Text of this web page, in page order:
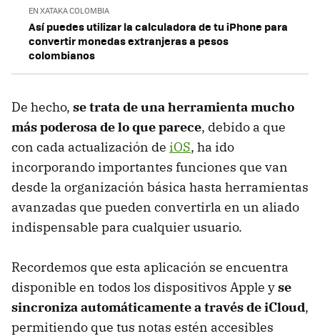
EN XATAKA COLOMBIA
Así puedes utilizar la calculadora de tu iPhone para
convertir monedas extranjeras a pesos
colombianos
De hecho, se trata de una herramienta mucho
más poderosa de lo que parece, debido a que
con cada actualización de iOS, ha ido
incorporando importantes funciones que van
desde la organización básica hasta herramientas
avanzadas que pueden convertirla en un aliado
indispensable para cualquier usuario.
Recordemos que esta aplicación se encuentra
disponible en todos los dispositivos Apple yse
sincroniza automáticamente a través de iCloud,
permitiendo que tus notas estén accesibles